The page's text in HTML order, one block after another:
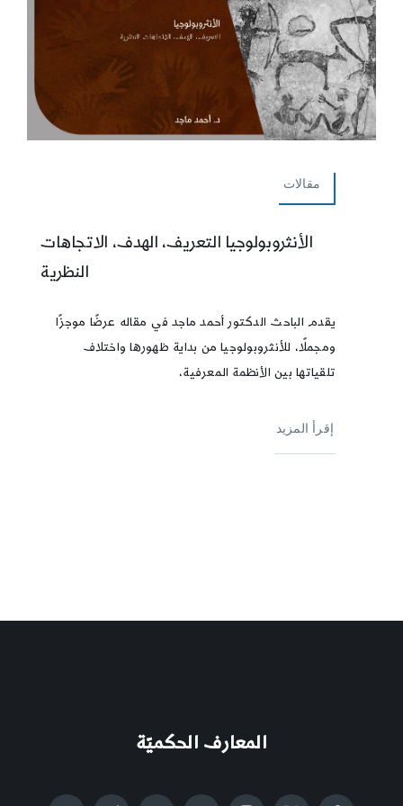
مقالات
الأنثروبولوجيا التعريف، الهدف، الاتجاهات
النظرية
يقدم الباحث الدكتور أحمد ماجد في مقاله عرضًا موجزًا
ومجملًا، للأنثروبولوجيا من بداية ظهورها واختلاف
تلقياتها بين الأنظمة المعرفية،
إقرأ المزيد
المعارف الحكميّة